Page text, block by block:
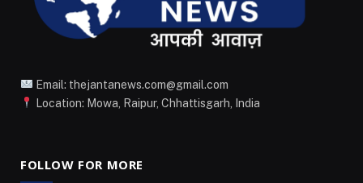
Email: thejantanews.com@gmail.com
Location: Mowa, Raipur, Chhattisgarh, India
FOLLOW FOR MORE